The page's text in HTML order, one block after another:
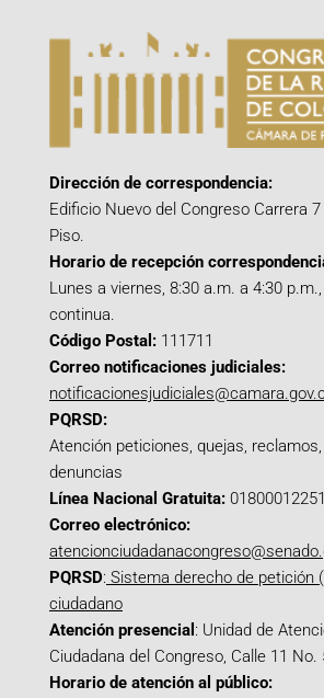
Dirección de correspondencia:
Edificio Nuevo del Congreso Carrera
Piso.
Horario de recepción
Lunes a viernes, 8:30 a.m. a 4:30
continua.
Código Postal: 111711
Correo notificaciones judiciales:
PQRSD:
Atención peticiones, quejas,
denuncias
Línea Nacional Gratuita:
Correo electrónico:
PQRSD: Sistema derecho de petición
ciudadano
Atención presencial : Unidad de
Ciudadana del Congreso, Calle 11
Horario de atención al público: